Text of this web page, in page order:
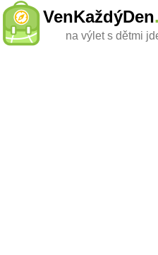
VenKaždýDen
na výlet s dětmi